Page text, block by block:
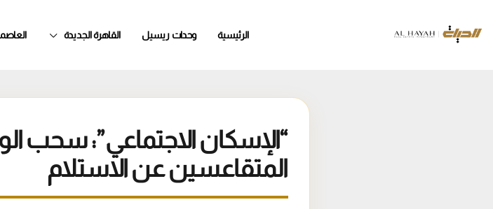
الرئيسية وحدات ريسيل القاهرة الجديدة
“الإسكان الاجتماعي”: سحب
المتقاعسين عن الاستلام